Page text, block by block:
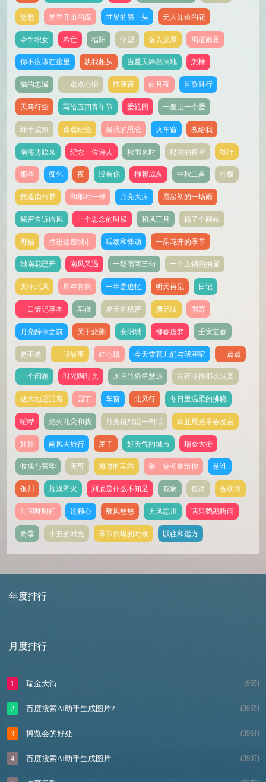
悠愁 梦里开出的蕊 世界的另一头 无人知道的花
牵牛织女 希亡 福阳 守望 落入泥潭 蜀道雨思
你不应该在这里 孰我相从 当夏天猝然倒地 怎样
猫的忠诚 一点点心情 猫薄荷 白月夜 且歌且行
天马行空 写给五四青年节 爱轮回 一座山一个爱
终于成熟 点点纪念 祭我的思念 火车窗 教给我
南海边吹来 纪念一位诗人 秋雨来时 那时的夜空 秋叶
那些 痴乞 夜 没有你 柳絮成灰 中秋二首 柠檬
数巡南柯梦 和那时一样 月亮大床 最起初的一场雨
秘密告诉给风 一个思念的时候 和风三月 搞了个网站
野猫 撞进这座城市 唱颂和悸动 一朵花开的季节
城南花已开 南风又遇 一场雨两三句 一个上锁的抽屉
天津北风 周年将祭 一半是追忆 明天再见 日记
一口饭记事本 车辙 夏天的秘密 酒无味 雨寄
月亮醉倒之前 关于悲剧 安阳城 柳春虚梦 壬寅立春
是不是 一段故事 红地毯 今天雪花儿们与我寒暄 一点点
一个问题 时光啊时光 水月竹桥笙瑟远 这夜冷得那么认真
这大地还活着 园丁 车窗 北风行 冬日里温柔的拂晓
喧哗 焰火花朵和我 月亮很想说一句话 欧亚展览早会发言
娃娃 南风去旅行 麦子 好天气的城市 瑞金大街
收成与荣华 无可 海边的车站 采一朵初夏给你 是谁
银川 荒漠野火 到底是什么不知足 有病 也许 合欢雨
时间呀时间 这颗心 醺风悠悠 大风忘川 两只鹦鹉听雨
角落 小丑的时光 季节倒塌的时候 以往和远方
年度排行
月度排行
瑞金大街 (965)
百度搜索AI助手生成图片2 (3955)
博览会的好处 (3961)
百度搜索AI助手生成图片 (3987)